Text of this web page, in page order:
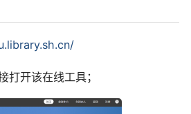
打开该在线工具；